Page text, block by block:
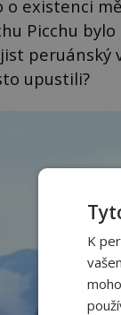
o existenci
Picchu
upustili?
K